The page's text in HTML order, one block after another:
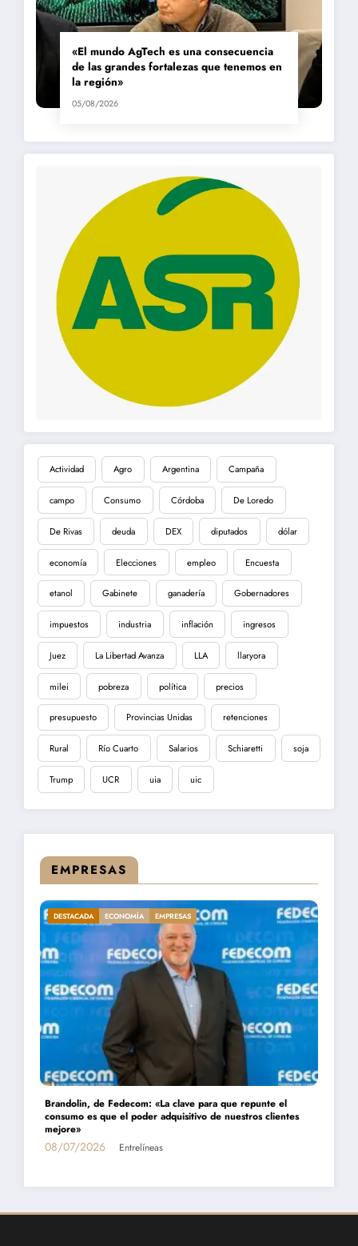
«El mundo AgTech es una consecuencia
de las grandes fortalezas que tenemos en
la región»
05/08/2026
Actividad Agro Argentina Campaña
campo Consumo Córdoba De Loredo
De Rivas deuda DEX diputados dólar
economía Elecciones empleo Encuesta
etanol Gabinete ganadería Gobernadores
impuestos industria inflación ingresos
Juez La Libertad Avanza LLA llaryora
milei pobreza política precios
presupuesto Provincias Unidas retenciones
Rural Río Cuarto Salarios Schiaretti soja
Trump UCR uia uic
EMPRESAS
DESTACADA ECONOMÍA EMPRESAS
Daniel Montamat: «Todavía pagamos el costo del populismo
energético con los cortes de gas»
01/07/2026 Entrelíneas